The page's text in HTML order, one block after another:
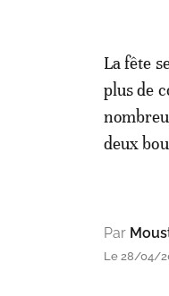
La fête
plus de
deux
Par
Le 28/04/